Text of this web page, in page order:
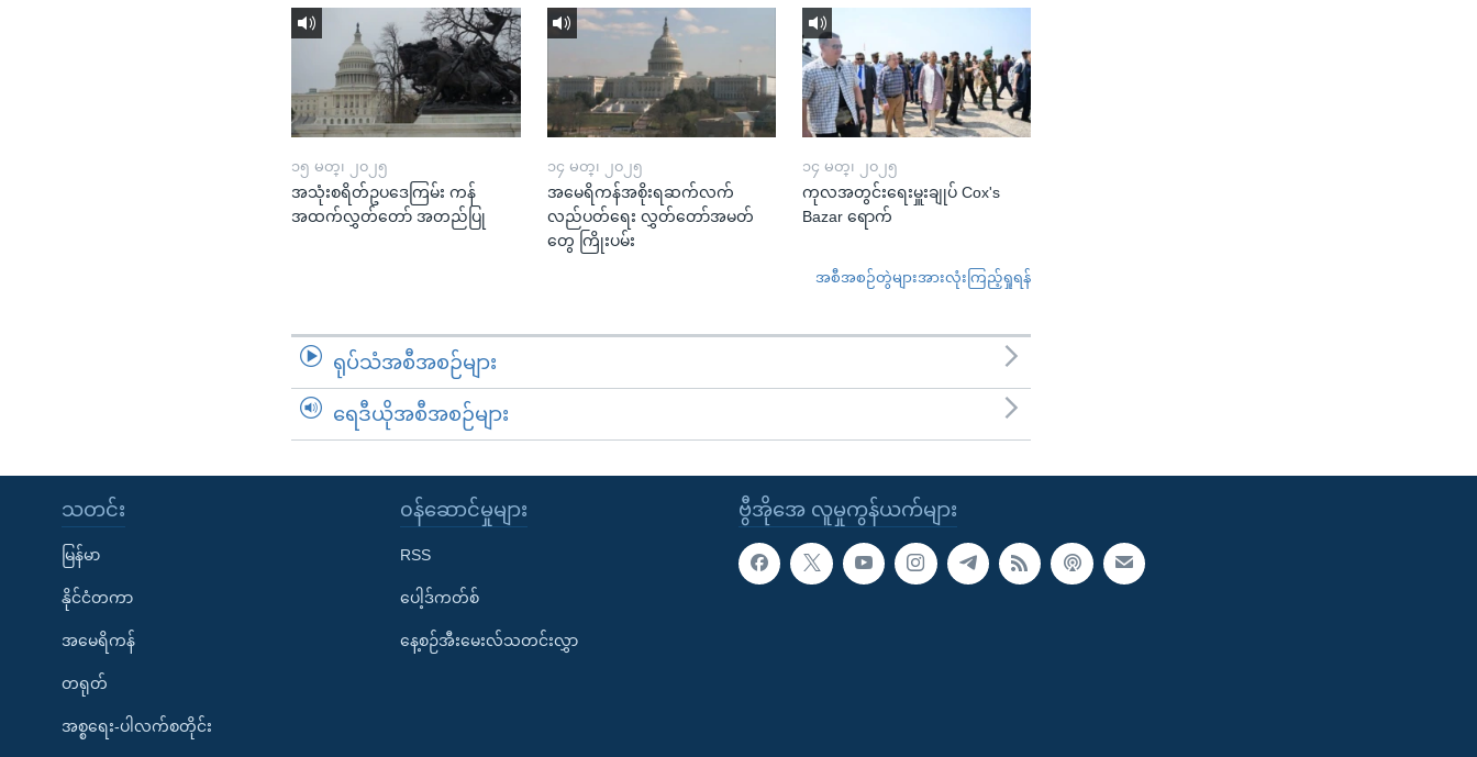
၁၅ မတ္၊ ၂၀၂၅
အသုံးစရိတ်ဥပဒေကြမ်း ကန်
အထက်လွှတ်တော် အတည်ပြု
၁၄ မတ္၊ ၂၀၂၅
အမေရိကန်အစိုးရဆက်လက်
လည်ပတ်ရေး လွှတ်တော်အမတ်
တွေ ကြိုးပမ်း
၁၄ မတ္၊ ၂၀၂၅
ကုလအတွင်းရေးမှူးချုပ် Cox's
Bazar ရောက်
အစီအစဉ်တွဲများအားလုံးကြည့်ရှုရန်
ရုပ်သံအစီအစဉ်များ
ရေဒီယိုအစီအစဉ်များ
ဗွီအိုအေ လူမှုကွန်ယက်များ
သတင်း
မြန်မာ
နိုင်ငံတကာ
အမေရိကန်
တရုတ်
အစ္စရေး-ပါလက်စတိုင်း
၀န်ဆောင်မှုများ
RSS
ပေါ့ဒ်ကတ်စ်
နေ့စဉ်အီးမေးလ်သတင်းလွှာ